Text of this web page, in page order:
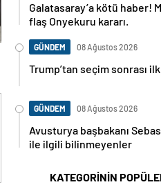
Galatasaray’a kötü haber!
flaş Onyekuru kararı.
GÜNDEM 08 Ağustos 2026
Trump’tan seçim sonrası
GÜNDEM 08 Ağustos 2026
Avusturya başbakanı
ile ilgili bilinmeyenler
KATEGORİNİN